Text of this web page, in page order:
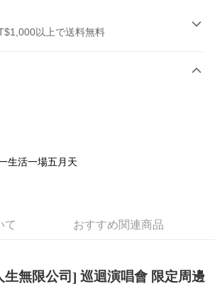
以上で送料無料
い
生活一場五月天
て おすすめ関連商品
生無限公司] 巡迴演唱會 限定周邊